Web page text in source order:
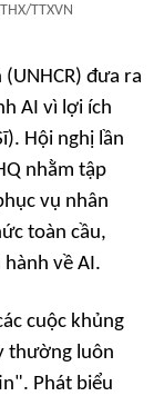
TTXVN
đưa ra
AI vì lợi ích
Hội nghị lần
nhằm tập
vụ nhân
toàn cầu,
về AI.
cuộc khủng
thường luôn
Phát biểu